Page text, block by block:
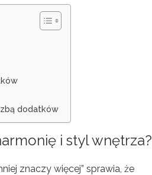
dodatków
i stylwnętrza?
znaczy więcej” sprawia, że